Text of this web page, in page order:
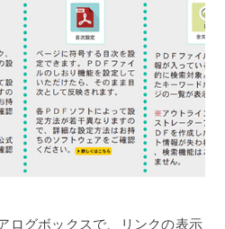
ログボックスで、リンクの表示